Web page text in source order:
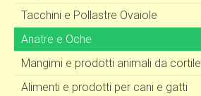
Tacchini e Pollastre Ovaiole
Anatre e Oche
Mangimi e prodotti animali da cortile
Alimenti e prodotti per cani e gatti